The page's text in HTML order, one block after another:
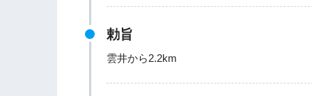
勅旨
雲井から2.2km